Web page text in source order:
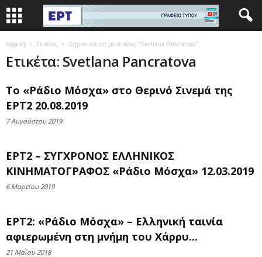
Αρχική Ετικέτες Δημοσιεύσεις με ετικέτες "Svetlana Pancratova"
Ετικέτα: Svetlana Pancratova
Το «Ράδιο Μόσχα» στο Θερινό Σινεμά της
ΕΡΤ2 20.08.2019
7 Αυγούστου 2019
ΕΡΤ2 – ΣΥΓΧΡΟΝΟΣ ΕΛΛΗΝΙΚΟΣ
ΚΙΝΗΜΑΤΟΓΡΑΦΟΣ «Ράδιο Μόσχα» 12.03.2019
6 Μαρτίου 2019
ΕΡΤ2: «Ράδιο Μόσχα» – Ελληνική ταινία
αφιερωμένη στη μνήμη του Χάρρυ...
21 Μαΐου 2018